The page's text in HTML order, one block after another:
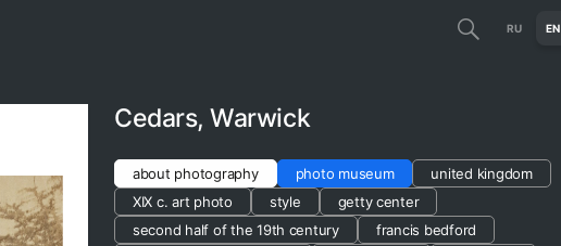
RU EN
Cedars, Warwick
about photography photo museum
united kingdom
XIX c. art photo
style
getty center
second half of the 19th century
francis bedford